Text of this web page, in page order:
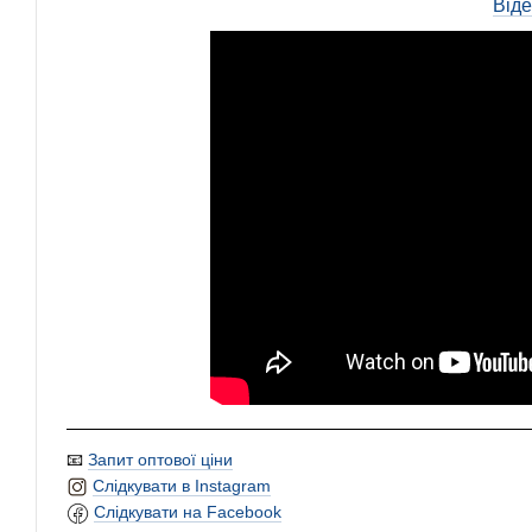
📧 Запит оптової ціни
Слідкувати в Instagram
Слідкувати на Facebook